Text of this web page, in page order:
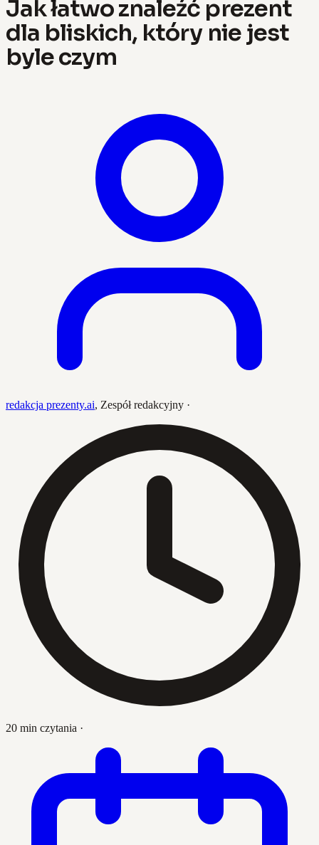
Jak łatwo znaleźć prezent
dla bliskich, który nie jest
byle czym
redakcja prezenty.ai, Zespół redakcyjny ·
20 min czytania ·